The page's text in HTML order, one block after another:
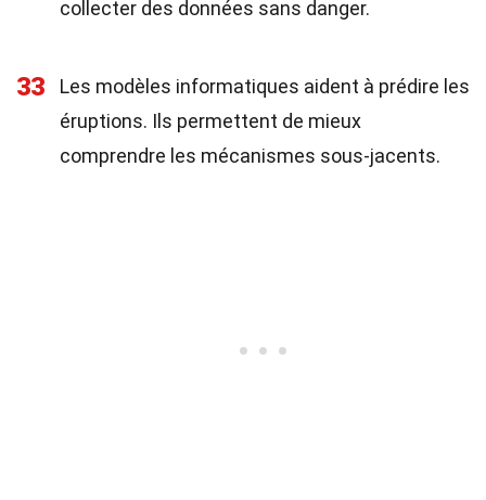
collecter des données sans danger.
33
Les modèles informatiques aident à prédire les
éruptions. Ils permettent de mieux
comprendre les mécanismes sous-jacents.